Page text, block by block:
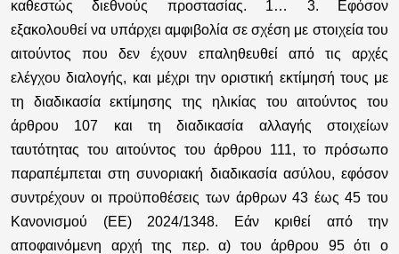
καθεστώς διεθνούς προστασίας. 1… 3. Εφόσον
εξακολουθεί να υπάρχει αμφιβολία σε σχέση με στοιχεία του
αιτούντος που δεν έχουν επαληθευθεί από τις αρχές
ελέγχου διαλογής, και μέχρι την οριστική εκτίμησή τους με
τη διαδικασία εκτίμησης της ηλικίας του αιτούντος του
άρθρου 107 και τη διαδικασία αλλαγής στοιχείων
ταυτότητας του αιτούντος του άρθρου 111, το πρόσωπο
παραπέμπεται στη συνοριακή διαδικασία ασύλου, εφόσον
συντρέχουν οι προϋποθέσεις των άρθρων 43 έως 45 του
Κανονισμού (ΕΕ) 2024/1348. Εάν κριθεί από την
αποφαινόμενη αρχή της περ. α) του άρθρου 95 ότι ο